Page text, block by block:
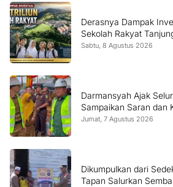
Derasnya Dampak
Sekolah Rakyat
Sabtu, 8 Agustus 2026
Darmansyah Ajak
Sampaikan Saran dan
Jumat, 7 Agustus 2026
Dikumpulkan dari
Tapan Salurkan